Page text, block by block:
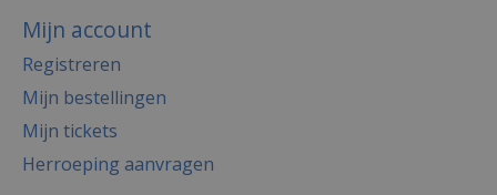
Mijn account
Registreren
Mijn bestellingen
Mijn tickets
Herroeping aanvragen